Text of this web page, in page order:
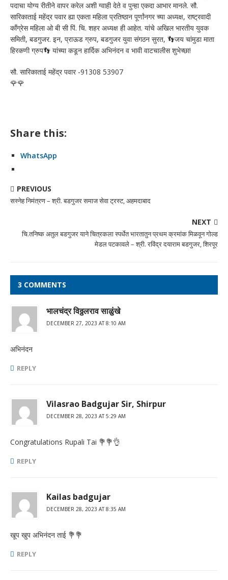
पदाचा योग्य रीतीने वापर करेल अशी ग्वाही देते व पुन्हा एकदा आभार मानले. सौ.
सारिकाताई महेंद्र पवार ह्या एकता महिला प्रतिष्ठान पूर्णांनगर च्या अध्यक्ष, राष्ट्रवादी
काँग्रेस महिला ओ बी सी पिं. चि. शहर अध्यक्ष ही आहेत. यांचे अखिल भारतीय युवक
समिती, बडगुजर. इन, प्राऊड ग्रुप, बडगुजर युवा संगठन सुरत, 👣जय चांमुडा माता
हिरकणी ग्रुप👣 यांच्या कडून हार्दिक अभिनंदन व भावी वाटचालीस शुभेच्छा!
सौ. सारिकाताई महेंद्र पवार -91308 53907
🌹🌹
Share this:
WhatsApp
PREVIOUS
सस्नेह निमंत्रण – श्री. बडगुजर समाज सेवा ट्रस्ट, अहमदाबाद
NEXT
चि.तनिष्क अतुल बडगुजर याने चित्रकला स्पर्धेत भारतातुन प्रथम क्रमांक मिळवून गोल्ड
मेडल पटकावले – श्री. रविंद्र दयाराम बडगुजर, शिरपूर
3 COMMENTS
भालचंद्र विठ्ठलराव साळुंखे
DECEMBER 27, 2023 AT 8:10 AM
अभिनंदन
REPLY
Vilasrao Badgujar Sir, Shirpur
DECEMBER 28, 2023 AT 5:29 AM
Congratulations Rupali Tai 💐💐👌
REPLY
Kailas badgujar
DECEMBER 28, 2023 AT 8:35 AM
खूप खुप अभिनंदन ताई 💐💐
REPLY